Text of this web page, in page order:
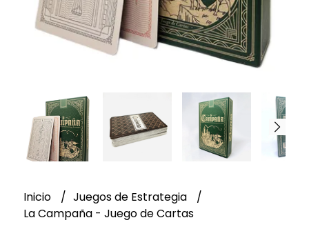
Inicio
Juegos de Estrategia
La Campaña - Juego de Cartas